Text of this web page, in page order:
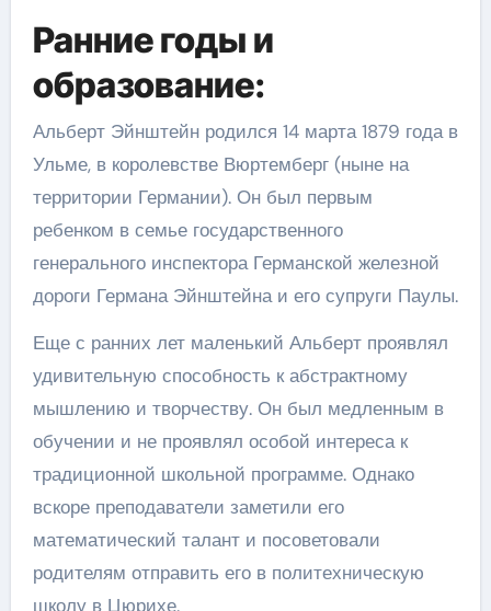
Ранние годы и
образование:
Альберт Эйнштейн родился 14 марта 1879 года в
Ульме, в королевстве Вюртемберг (ныне на
территории Германии). Он был первым
ребенком в семье государственного
генерального инспектора Германской железной
дороги Германа Эйнштейна и его супруги Паулы.
Еще с ранних лет маленький Альберт проявлял
удивительную способность к абстрактному
мышлению и творчеству. Он был медленным в
обучении и не проявлял особой интереса к
традиционной школьной программе. Однако
вскоре преподаватели заметили его
математический талант и посоветовали
родителям отправить его в политехническую
школу в Цюрихе.